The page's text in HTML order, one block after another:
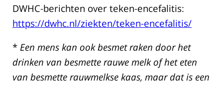
DWHC-berichten over teken-encefalitis:
https://dwhc.nl/ziekten/teken-encefalitis/
* Een mens kan ook besmet raken door het
drinken van besmette rauwe melk of het eten
van besmette rauwmelkse kaas, maar dat is een